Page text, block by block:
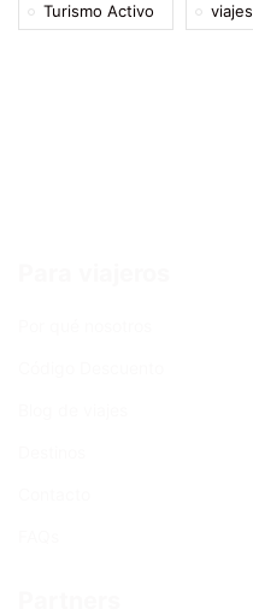
Turismo Activo viajes